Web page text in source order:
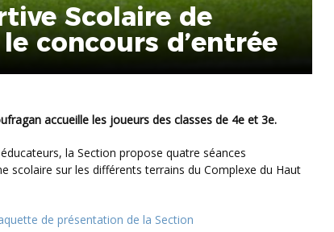
Scolaire de
concours d’entrée
accueille les joueurs des classes de 4e et 3e.
scolaire sur les différents terrains du Complexe du Haut
de présentation de la Section